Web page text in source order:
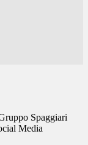
Spaggiari
Media